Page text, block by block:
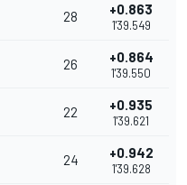
28 +0.863
1'39.549
26 +0.864
1'39.550
22 +0.935
1'39.621
24 +0.942
1'39.628